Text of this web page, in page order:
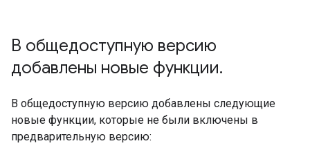
В общедоступную версию
добавлены новые функции.
В общедоступную версию добавлены следующие
новые функции, которые не были включены в
предварительную версию: